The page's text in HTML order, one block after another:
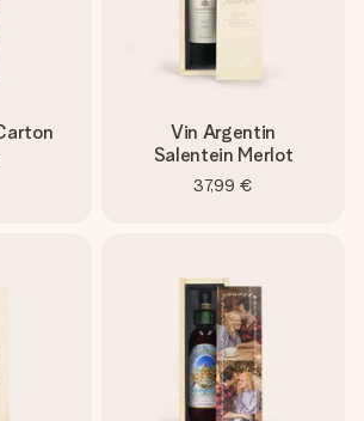
Vin Argentin
Salentein Merlot
37,99 €